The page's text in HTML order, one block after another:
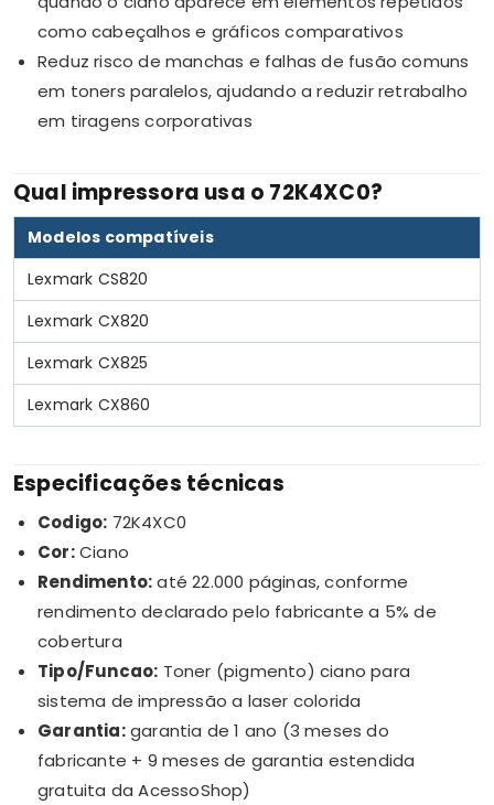
como cabeçalhos e gráficos comparativos
Reduz risco de manchas e falhas de fusão comuns
em toners paralelos, ajudando a reduzir retrabalho
em tiragens corporativas
Qual impressora usa o 72K4XC0?
Modelos compatíveis
Lexmark CS820
Lexmark CX820
Lexmark CX825
Lexmark CX860
Especificações técnicas
Codigo: 72K4XC0
Cor:Ciano
Rendimento:até 22.000 páginas, conforme
rendimento declarado pelo fabricante a 5% de
cobertura
Tipo/Funcao: Toner (pigmento) ciano para
sistema de impressão a laser colorida
Garantia:garantia de 1 ano (3 meses do
fabricante + 9 meses de garantia estendida
gratuita da AcessoShop)